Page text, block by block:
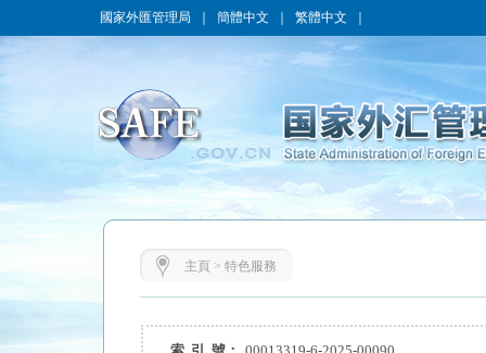
國家外匯管理局 簡體中文 繁體中文
主頁 > 特色服務